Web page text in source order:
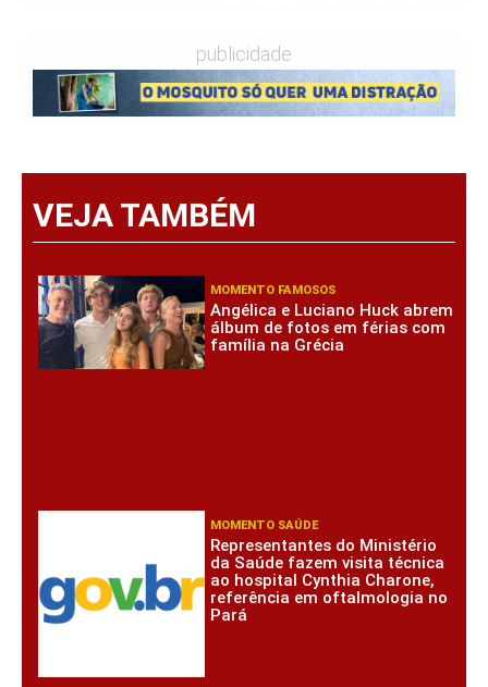
publicidade
VEJA TAMBÉM
MOMENTO FAMOSOS
Angélica e Luciano Huck abrem
álbum de fotos em férias com
família na Grécia
MOMENTO SAÚDE
Representantes do Ministério
da Saúde fazem visita técnica
ao hospital Cynthia Charone,
referência em oftalmologia no
Pará